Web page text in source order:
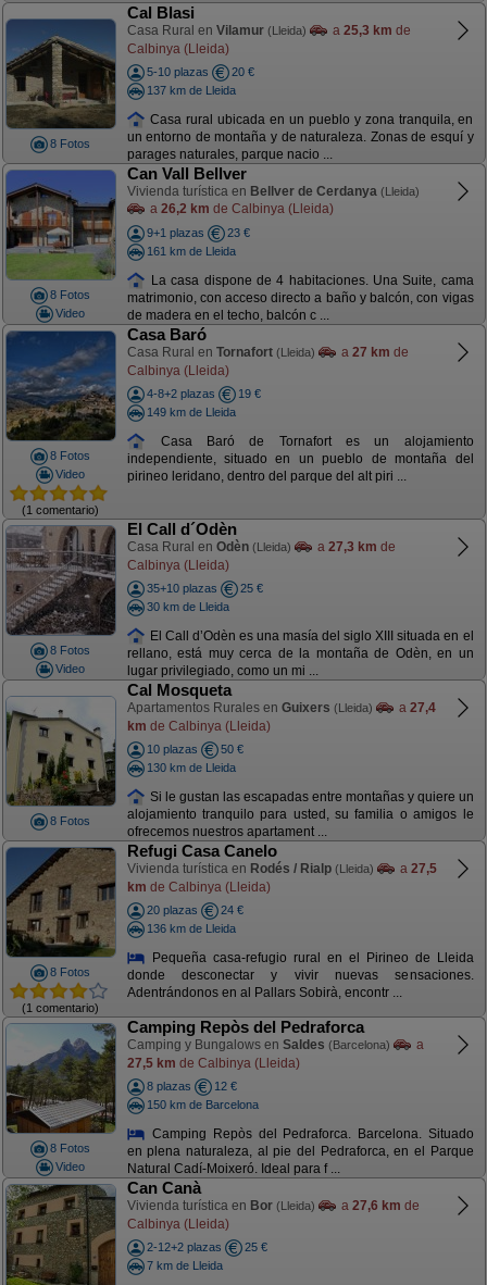
8 Fotos
Cal Blasi
Casa Rural en Vilamur (Lleida) a 25,3 km de
Calbinya (Lleida)
5-10 plazas
20 €
137 km de Lleida
Casa rural ubicada en un pueblo y zona tranquila, en
un entorno de montaña y de naturaleza. Zonas de esquí y
parages naturales, parque nacio ...
8 Fotos
Video
Can Vall Bellver
Vivienda turística en Bellver de Cerdanya (Lleida)
a 26,2 km de Calbinya (Lleida)
9+1 plazas
23 €
161 km de Lleida
La casa dispone de 4 habitaciones. Una Suite, cama
matrimonio, con acceso directo a baño y balcón, con vigas
de madera en el techo, balcón c ...
8 Fotos
Video
(1 comentario)
Casa Baró
Casa Rural en Tornafort (Lleida) a 27 km de
Calbinya (Lleida)
4-8+2 plazas
19 €
149 km de Lleida
Casa Baró de Tornafort es un alojamiento
independiente, situado en un pueblo de montaña del
pirineo leridano, dentro del parque del alt piri ...
8 Fotos
Video
El Call d´Odèn
Casa Rural en Odèn (Lleida) a 27,3 km de
Calbinya (Lleida)
35+10 plazas
25 €
30 km de Lleida
El Call d’Odèn es una masía del siglo XIII situada en el
rellano, está muy cerca de la montaña de Odèn, en un
lugar privilegiado, como un mi ...
8 Fotos
Cal Mosqueta
Apartamentos Rurales en Guixers (Lleida) a 27,4
km de Calbinya (Lleida)
10 plazas
50 €
130 km de Lleida
Si le gustan las escapadas entre montañas y quiere un
alojamiento tranquilo para usted, su familia o amigos le
ofrecemos nuestros apartament ...
8 Fotos
(1 comentario)
Refugi Casa Canelo
Vivienda turística en Rodés / Rialp (Lleida) a 27,5
km de Calbinya (Lleida)
20 plazas
24 €
136 km de Lleida
Pequeña casa-refugio rural en el Pirineo de Lleida
donde desconectar y vivir nuevas sensaciones.
Adentrándonos en al Pallars Sobirà, encontr ...
8 Fotos
Video
Camping Repòs del Pedraforca
Camping y Bungalows en Saldes (Barcelona)
a
27,5 km de Calbinya (Lleida)
8 plazas
12 €
150 km de Barcelona
Camping Repòs del Pedraforca. Barcelona. Situado
en plena naturaleza, al pie del Pedraforca, en el Parque
Natural Cadí-Moixeró. Ideal para f ...
Can Canà
Vivienda turística en Bor (Lleida) a 27,6 km de
Calbinya (Lleida)
2-12+2 plazas
25 €
7 km de Lleida